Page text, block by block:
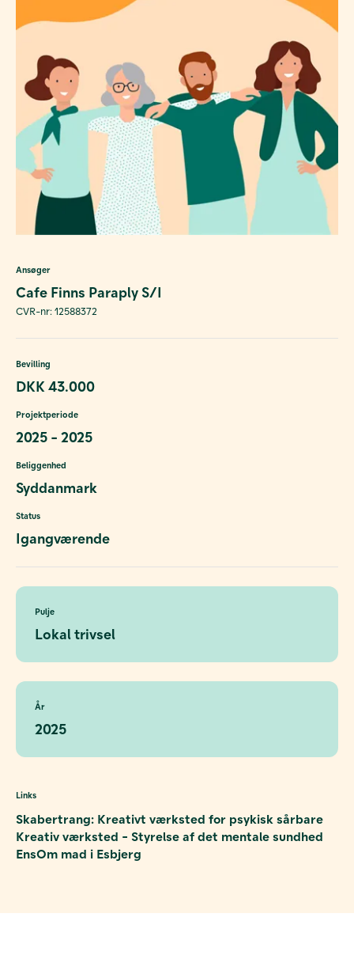
Ansøger
Cafe Finns Paraply S/I
CVR-nr: 12588372
Bevilling
DKK 43.000
Projektperiode
2025 - 2025
Beliggenhed
Syddanmark
Status
Igangværende
Pulje
Lokal trivsel
År
2025
Links
Skabertrang: Kreativt værksted for psykisk sårbare
Kreativ værksted - Styrelse af det mentale sundhed
EnsOm mad i Esbjerg